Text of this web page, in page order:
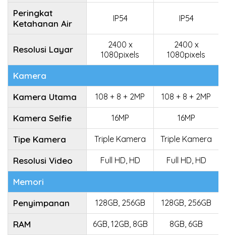
Peringkat
Ketahanan Air
IP54 IP54
Resolusi Layar
2400 x
1080pixels
2400 x
1080pixels
Kamera
Kamera Utama
108 + 8 + 2MP 108 + 8 + 2MP
Kamera Selfie 16MP 16MP
Tipe Kamera Triple Kamera Triple Kamera
Resolusi Video Full HD, HD Full HD, HD
Memori
Penyimpanan
128GB, 256GB 128GB, 256GB
RAM 6GB, 12GB, 8GB 8GB, 6GB